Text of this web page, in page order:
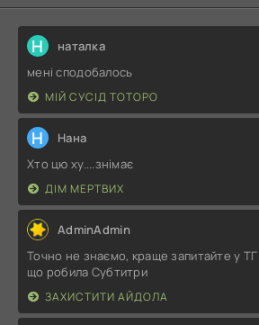
Н наталка
мені сподобалось
МІЙ СУСІД ТОТОРО
Н Нана
Хто цю ху....знімає
ДІМ МЕРТВИХ
AdminAdmin
Точно не знаємо, краще запитайте у ТГ
що робила Субтитри
ЗАХИСТИТИ АЙДОЛА